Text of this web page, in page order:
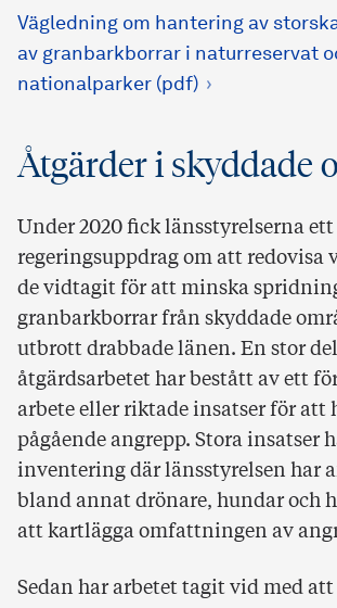
Vägledning om hantering av
av granbarkborrar i naturreservat
nationalparker (pdf)
Åtgärder i skyddade
Under 2020 fick länsstyrelserna ett
regeringsuppdrag om att redovisa
de vidtagit för att minska
granbarkborrar från skyddade
utbrott drabbade länen. En stor
åtgärdsarbetet har bestått av ett
arbete eller riktade insatser för att
pågående angrepp. Stora insatser
inventering där länsstyrelsen har
bland annat drönare, hundar och
att kartlägga omfattningen av
Sedan har arbetet tagit vid med